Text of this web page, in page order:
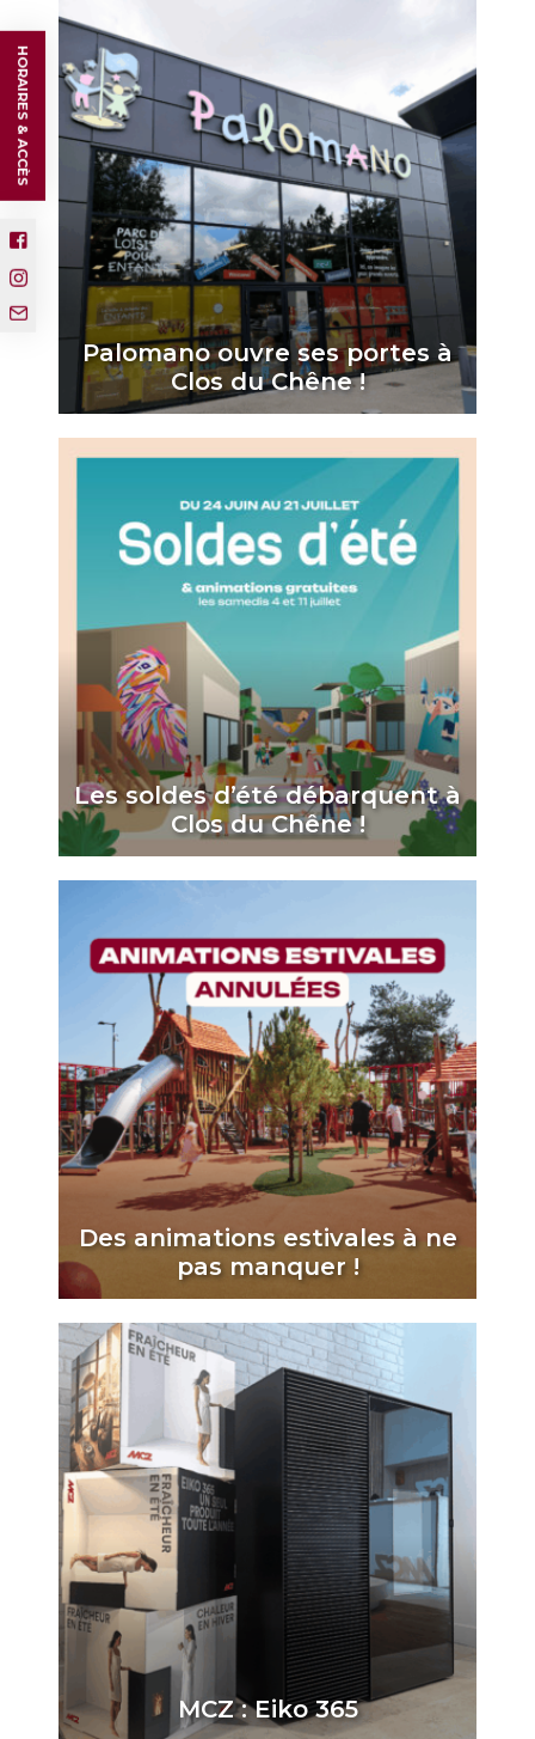
Palomano ouvre ses portes à
Clos du Chêne !
Les soldes d’été débarquent à
Clos du Chêne !
Des animations estivales à ne
pas manquer !
MCZ : Eiko 365
HORAIRES & ACCÈS